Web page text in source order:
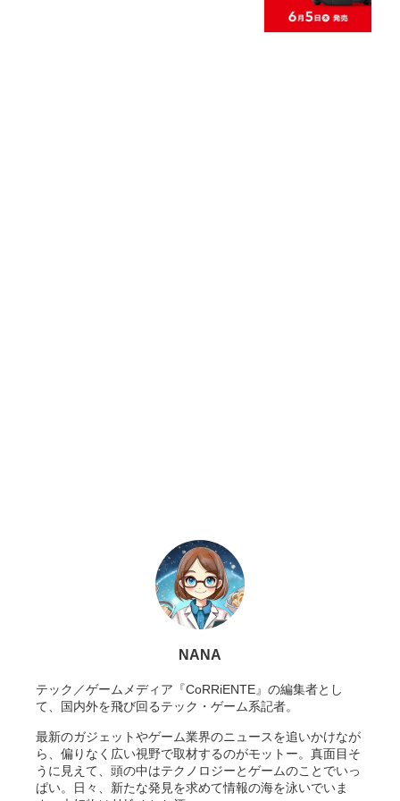
NANA
テック／ゲームメディア『CoRRiENTE』の編集者とし
て、国内外を飛び回るテック・ゲーム系記者。
最新のガジェットやゲーム業界のニュースを追いかけなが
ら、偏りなく広い視野で取材するのがモットー。真面目そ
うに見えて、頭の中はテクノロジーとゲームのことでいっ
ぱい。日々、新たな発見を求めて情報の海を泳いでいま